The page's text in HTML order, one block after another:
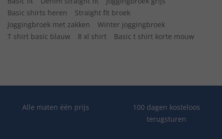
Basic shirts heren
Straight fit broek
Joggingbroek met zakken
Winter joggingbroek
T shirt basic blauw
8 xl shirt Basic t shirt korte mouw
Alle maten één prijs
100 dagen kosteloos
terugsturen